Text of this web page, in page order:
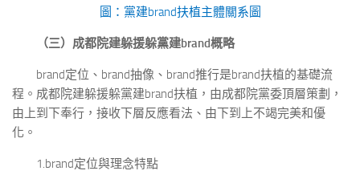
圖：黨建brand扶植主體關系圖
（三）成都院建躲援躲黨建brand概略
brand定位、brand抽像、brand推行是brand扶植的基礎流
程。成都院建躲援躲黨建brand扶植，由成都院黨委頂層策劃，
由上到下奉行，接收下層反應看法、由下到上不竭完美和優
化。
1.brand定位與理念特點